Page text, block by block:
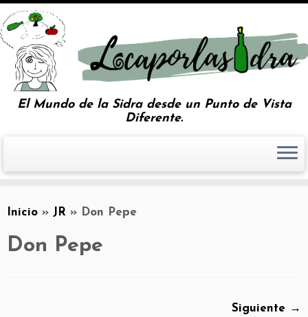
El Mundo de la Sidra desde un Punto de Vista
Diferente.
Inicio » JR » Don Pepe
Don Pepe
Siguiente →